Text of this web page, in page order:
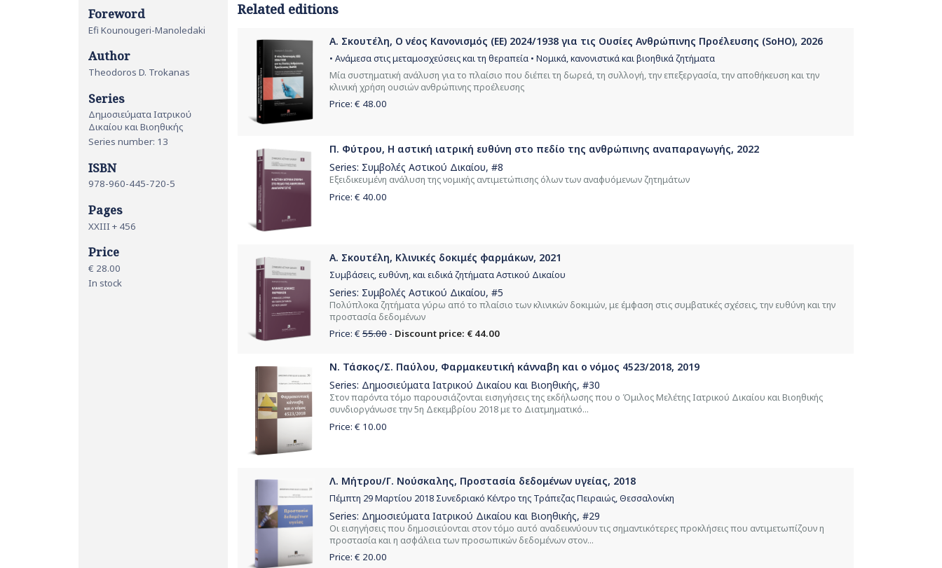
Foreword
Efi Kounougeri-Manoledaki
Author
Theodoros D. Trokanas
Series
Δημοσιεύματα Ιατρικού
Δικαίου και Βιοηθικής
Series number: 13
ISBN
978-960-445-720-5
Pages
ΧΧΙΙΙ + 456
Price
€ 28.00
In stock
Related editions
Α. Σκουτέλη, Ο νέος Κανονισμός (ΕΕ) 2024/1938 για τις Ουσίες Ανθρώπινης Προέλευσης (SoHO), 2026
• Ανάμεσα στις μεταμοσχεύσεις και τη θεραπεία • Νομικά, κανονιστικά και βιοηθικά ζητήματα
Μία συστηματική ανάλυση για το πλαίσιο που διέπει τη δωρεά, τη συλλογή, την επεξεργασία, την αποθήκευση και την
κλινική χρήση ουσιών ανθρώπινης προέλευσης
Price: € 48.00
Π. Φύτρου, Η αστική ιατρική ευθύνη στο πεδίο της ανθρώπινης αναπαραγωγής, 2022
Series: Συμβολές Αστικού Δικαίου, #8
Εξειδικευμένη ανάλυση της νομικής αντιμετώπισης όλων των αναφυόμενων ζητημάτων
Price: € 40.00
Α. Σκουτέλη, Κλινικές δοκιμές φαρμάκων, 2021
Συμβάσεις, ευθύνη, και ειδικά ζητήματα Αστικού Δικαίου
Series: Συμβολές Αστικού Δικαίου, #5
Πολύπλοκα ζητήματα γύρω από το πλαίσιο των κλινικών δοκιμών, με έμφαση στις συμβατικές σχέσεις, την ευθύνη και την
προστασία δεδομένων
Price: € 55.00 - Discount price: € 44.00
Ν. Τάσκος/Σ. Παύλου, Φαρμακευτική κάνναβη και ο νόμος 4523/2018, 2019
Series: Δημοσιεύματα Ιατρικού Δικαίου και Βιοηθικής, #30
Στον παρόντα τόμο παρουσιάζονται εισηγήσεις της εκδήλωσης που ο Όμιλος Μελέτης Ιατρικού Δικαίου και Βιοηθικής
συνδιοργάνωσε την 5η Δεκεμβρίου 2018 με το Διατμηματικό...
Price: € 10.00
Λ. Μήτρου/Γ. Νούσκαλης, Προστασία δεδομένων υγείας, 2018
Πέμπτη 29 Μαρτίου 2018 Συνεδριακό Κέντρο της Τράπεζας Πειραιώς, Θεσσαλονίκη
Series: Δημοσιεύματα Ιατρικού Δικαίου και Βιοηθικής, #29
Οι εισηγήσεις που δημοσιεύονται στον τόμο αυτό αναδεικνύουν τις σημαντικότερες προκλήσεις που αντιμετωπίζουν η
προστασία και η ασφάλεια των προσωπικών δεδομένων στον...
Price: € 20.00